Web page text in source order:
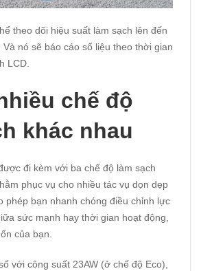
theo dõi hiệu suất làm sạch lên đến
Và nó sẽ báo cáo số liệu theo thời gian
LCD.
chế độ
khác nhau
đi kèm với ba chế độ làm sạch
phục vụ cho nhiều tác vụ dọn dẹp
phép bạn nhanh chóng điều chỉnh lực
sức mạnh hay thời gian hoạt động,
của bạn.
với công suất 23AW (ở chế độ Eco),